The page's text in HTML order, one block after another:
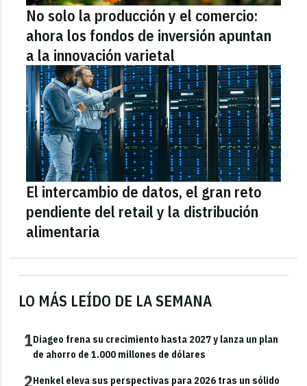
LO MÁS LEÍDO DE LA SEMANA
1Diageo frena su crecimiento hasta 2027 y lanza un plan
de ahorro de 1.000 millones de dólares
2Henkel eleva sus perspectivas para 2026 tras un sólido
No solo la producción y el comercio:
ahora los fondos de inversión apuntan
a la innovación varietal
El intercambio de datos, el gran reto
pendiente del retail y la distribución
alimentaria